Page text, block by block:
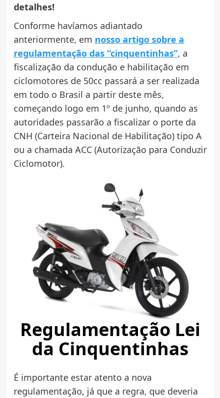
detalhes!
Conforme havíamos adiantado
anteriormente, em nosso artigo sobre a
regulamentação das “cinquentinhas”, a
fiscalização da condução e habilitação em
ciclomotores de 50cc passará a ser realizada
em todo o Brasil a partir deste mês,
começando logo em 1º de junho, quando as
autoridades passarão a fiscalizar o porte da
CNH (Carteira Nacional de Habilitação) tipo A
ou a chamada ACC (Autorização para Conduzir
Ciclomotor).
Regulamentação Lei
da Cinquentinhas
É importante estar atento a nova
regulamentação, já que a regra, que deveria